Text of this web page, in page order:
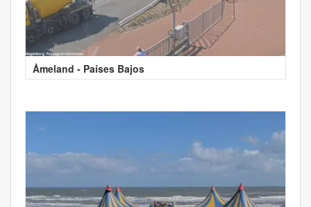
Åmeland - Países Bajos